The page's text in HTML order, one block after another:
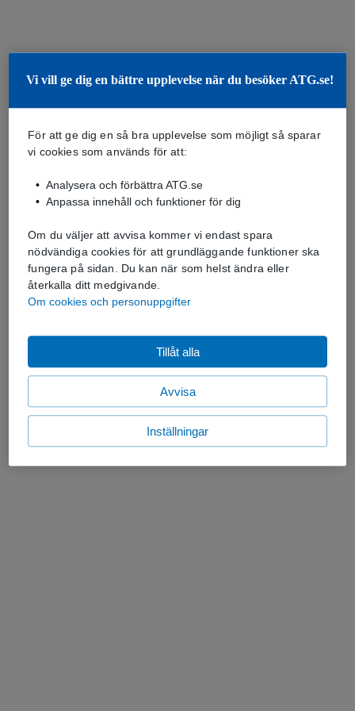
Vi vill ge dig en bättre upplevelse när du besöker ATG.se!
För att ge dig en så bra upplevelse som möjligt så sparar
vi cookies som används för att:
Analysera och förbättra ATG.se
Anpassa innehåll och funktioner för dig
Om du väljer att avvisa kommer vi endast spara
nödvändiga cookies för att grundläggande funktioner ska
fungera på sidan. Du kan när som helst ändra eller
återkalla ditt medgivande.
Om cookies och personuppgifter
Avvisa
Tillåt alla
Inställningar